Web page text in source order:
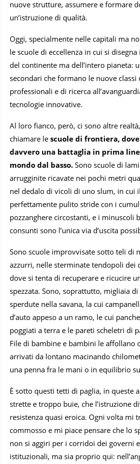
nuove strutture, assumere e formare
un’istruzione di qualità.
Oggi, specialmente nelle capitali ma
le scuole di eccellenza in cui si
del continente ma dell’intero pianeta:
secondari che formano le nuove
professionali e di ricerca
tecnologie innovative.
Al loro fianco, però, ci sono altre
chiamare le scuole di frontiera, dove
davvero una battaglia in prima
mondo dal basso. Sono scuole di
arrugginite ricavate nei pochi metri
nel dedalo di vicoli di uno slum, in cui
perfettamente pulito stride con i
pozzanghere circostanti, e i minuscoli
consunti sono l’unica via d’uscita
Sono scuole improvvisate sotto teli di
azzurri, nelle sterminate tendopoli dei
dove si tenta di recuperare e ricucire
spezzata. Sono, soprattutto, migliaia
sperdute nella savana, la cui
d’auto appeso a un ramo, le cui
poggiati a terra e le pareti scheletri di
File di bambine e bambini le affollano
arrivati da lontano macinando
una penna fra le mani o in equilibrio
È sotto questi tetti di paglia, in queste
strette e troppo buie, che l’istruzione
resistenza quasi eroica. Ogni volta mi
commosso e mi piace pensare che lo
non si aggiri per i corridoi dei governi
istituzionali, ma sia proprio qui: